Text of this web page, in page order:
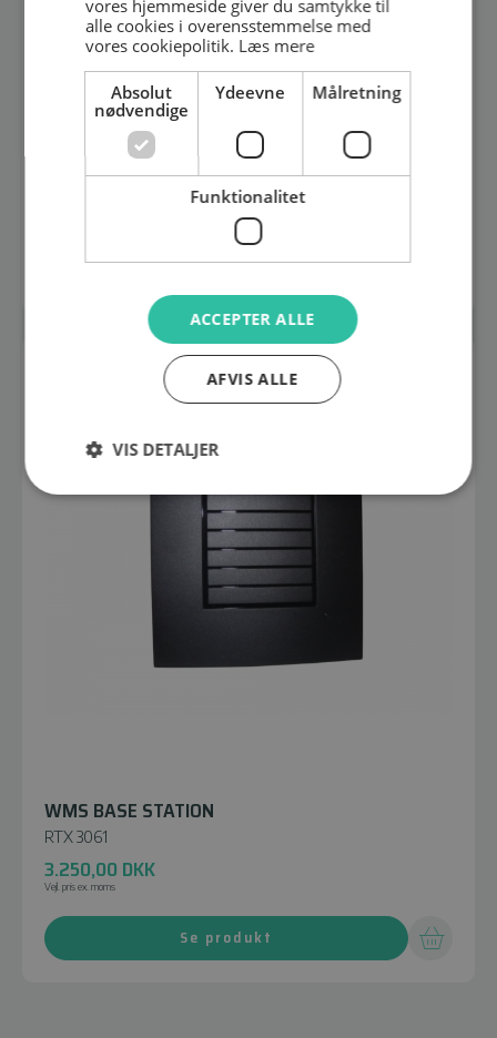
LMWHP100
Se produkt
WMS BASE STATION
RTX 3061
3.250,00 DKK
Vejl. pris ex. moms
Se produkt
vores hjemmeside giver du samtykke til
alle cookies i overensstemmelse med
vores cookiepolitik. Læs mere
Absolut
nødvendige
Ydeevne Målretning
Funktionalitet
ACCEPTER ALLE
AFVIS ALLE
VIS DETALJER